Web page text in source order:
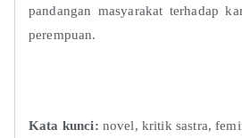
pandangan masyarakat terhadap
perempuan.
Kata kunci: novel, kritik sastra,